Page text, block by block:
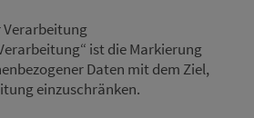
Verarbeitung
ist die Markierung
Daten mit dem Ziel,
einzuschränken.